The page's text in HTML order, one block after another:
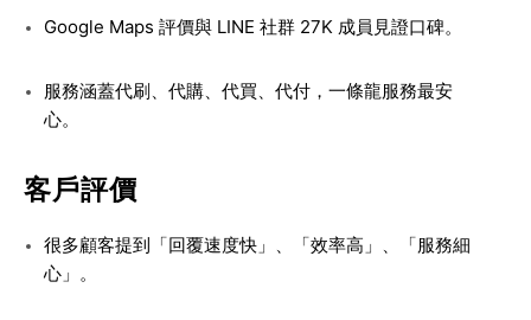
Google Maps 評價與 LINE 社群 27K 成員見證口碑。
服務涵蓋代刷、代購、代買、代付，一條龍服務最安
心。
客戶評價
很多顧客提到「回覆速度快」、「效率高」、「服務細
心」。